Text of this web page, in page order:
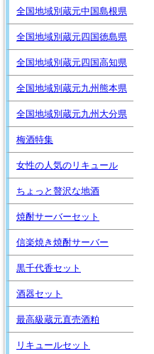
全国地域別蔵元中国島根県
全国地域別蔵元四国徳島県
全国地域別蔵元四国高知県
全国地域別蔵元九州熊本県
全国地域別蔵元九州大分県
梅酒特集
女性の人気のリキュール
ちょっと贅沢な地酒
焼酎サーバーセット
信楽焼き焼酎サーバー
黒千代香セット
酒器セット
最高級蔵元直売酒粕
リキュールセット